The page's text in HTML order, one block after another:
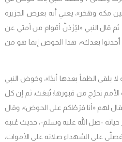
مكة وهَجَر»، يعني أنه بعرض الجزيرة
ثم قال النبي «ليُزَدَنَّ أقوام من أمتي عن
بعدك»، هذا الحوض إنما هو من
الظمأ بعدها أبدًا»، وحَوض النبي
تخرُج من قبورها؛ تُبعَث، ثم إن كل
لهم «أنا فرَطُكم على الحوض»، وقال
-صل الله عليه وسلم-، حديث عُتبة
على الشهداء صلاته على الأموات،